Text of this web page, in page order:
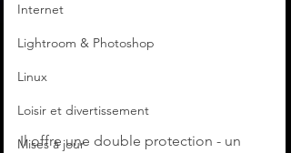
Internet
Lightroom & Photoshop
Linux
Loisir et divertissement
Mises à jour
Il offre une double protection - un